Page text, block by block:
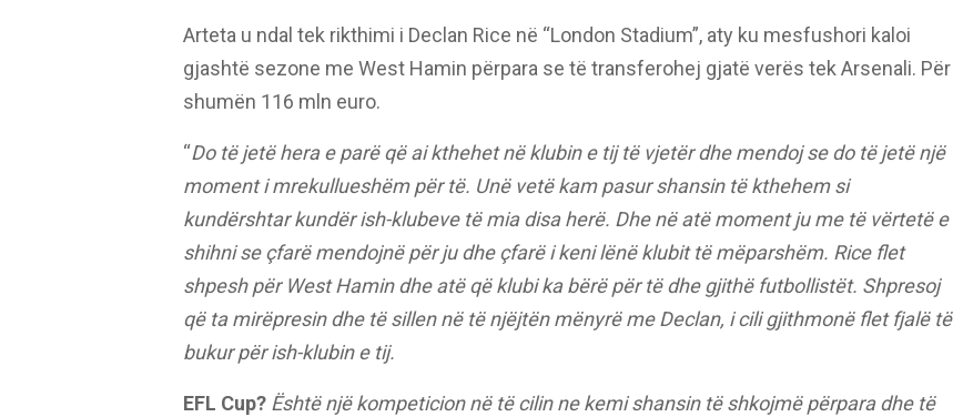
Arteta u ndal tek rikthimi i Declan Rice në “London Stadium”, aty ku mesfushori kaloi
gjashtë sezone me West Hamin përpara se të transferohej gjatë verës tek Arsenali. Për
shumën 116 mln euro.
“Do të jetë hera e parë që ai kthehet në klubin e tij të vjetër dhe mendoj se do të jetë një
moment i mrekullueshëm për të. Unë vetë kam pasur shansin të kthehem si
kundërshtar kundër ish-klubeve të mia disa herë. Dhe në atë moment ju me të vërtetë e
shihni se çfarë mendojnë për ju dhe çfarë i keni lënë klubit të mëparshëm. Rice flet
shpesh për West Hamin dhe atë që klubi ka bërë për të dhe gjithë futbollistët. Shpresoj
që ta mirëpresin dhe të sillen në të njëjtën mënyrë me Declan, i cili gjithmonë flet fjalë të
bukur për ish-klubin e tij.
EFL Cup? Është një kompeticion në të cilin ne kemi shansin të shkojmë përpara dhe të